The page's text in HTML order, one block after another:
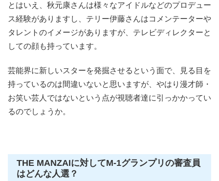
とはいえ、秋元康さんは様々なアイドルなどのプロデュー
ス経験がありますし、テリー伊藤さんはコメンテーターや
タレントのイメージがありますが、 テレビディレクターと
しての顔も持っています。
芸能界に新しいスターを発掘させるという面で、見る目を
持っているのは間違いないと思いますが、やはり 漫才師・
お笑い芸人ではないという点が視聴者達に引っかかってい
るのでしょうか。
THE MANZAIに対してM-1グランプリの審査員
はどんな人選？